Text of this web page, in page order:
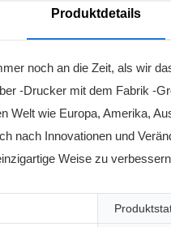
Produktdetails
noch an die Zeit, als wir
-Drucker mit dem Fabrik -
wie Europa, Amerika,
nach Innovationen und
Weise zu